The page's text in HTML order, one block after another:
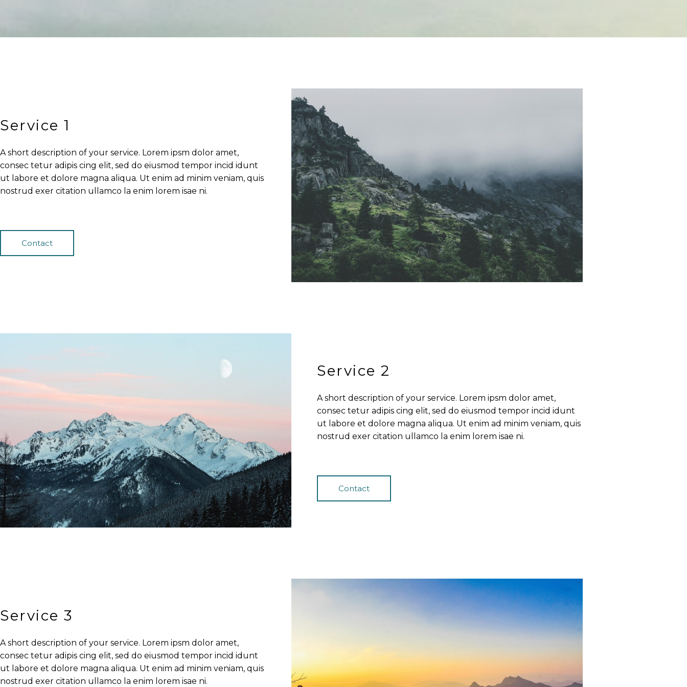
Service 1
A short description of your service. Lorem ipsm dolor amet,
consec tetur adipis cing elit, sed do eiusmod tempor incid idunt
ut labore et dolore magna aliqua. Ut enim ad minim veniam, quis
nostrud exer citation ullamco la enim lorem isae ni.
Contact
Service 2
A short description of your service. Lorem ipsm dolor amet,
consec tetur adipis cing elit, sed do eiusmod tempor incid idunt
ut labore et dolore magna aliqua. Ut enim ad minim veniam, quis
nostrud exer citation ullamco la enim lorem isae ni.
Contact
Service 3
A short description of your service. Lorem ipsm dolor amet,
consec tetur adipis cing elit, sed do eiusmod tempor incid idunt
ut labore et dolore magna aliqua. Ut enim ad minim veniam, quis
nostrud exer citation ullamco la enim lorem isae ni.